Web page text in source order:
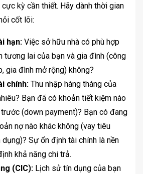
kỳ cần thiết. Hãy dành thời gian
cốt lõi:
hạn: Việc sở hữu nhà có phù hợp
tương lai của bạn và gia đình (công
gia đình mở rộng) không?
chính: Thu nhập hàng tháng của
Bạn đã có khoản tiết kiệm nào
(down payment)? Bạn có đang
nợ nào khác không (vay tiêu
dụng)? Sự ổn định tài chính là nền
khả năng chi trả.
(CIC): Lịch sử tín dụng của bạn